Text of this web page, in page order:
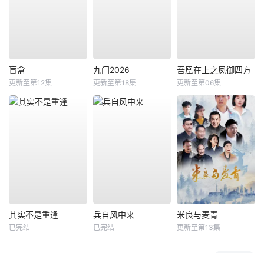
盲盒
更新至第12集
九门2026
更新至第18集
吾凰在上之凤御四方
更新至第06集
其实不是重逢
已完结
兵自风中来
已完结
米良与麦青
更新至第13集